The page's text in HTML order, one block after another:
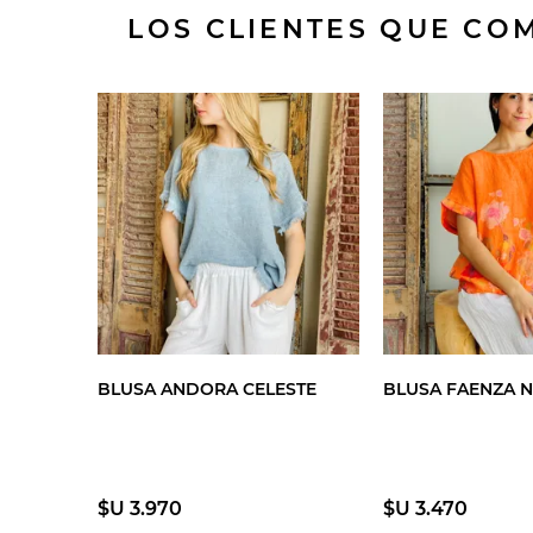
LOS CLIENTES QUE
BLUSA ANDORA CELESTE
$U 3.970
BLUSA FAENZA
$U 3.470